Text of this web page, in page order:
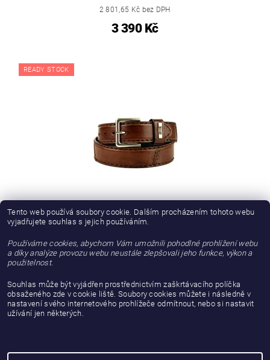
2 801,65 Kč bez DPH
3 390 Kč
READY STOCK
PÁNSKÝ OPASEK MAYURA M-925 COGNAC
3 390 Kč
DALŠÍ PRODUKTY
Tento web používá soubory cookie. Dalším procházením tohoto webu
vyjadřujete souhlas s jejich používáním.
Používáme cookies, abychom Vám umožnili pohodlné prohlížení webu
a díky analýze provozu webu neustále zlepšovali jeho funkce, výkon a
použitelnost.
Souhlas může být vyjádřen prostřednictvím zaškrtávacího políčka
obsaženého zde v cookie liště. Soubory cookies můžete i následně v
nastavení svého internetového prohlížeče odmítnout, nebo si nastavit
užívání jen některých.